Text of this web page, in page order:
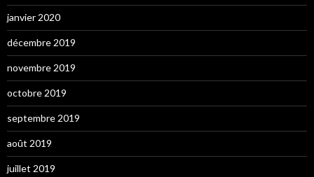
janvier 2020
décembre 2019
novembre 2019
octobre 2019
septembre 2019
août 2019
juillet 2019